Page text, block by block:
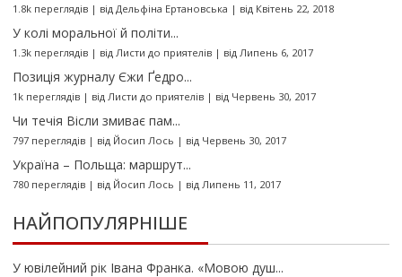
1.8k переглядів| від Дельфіна Ертановська | від Квітень 22, 2018
У колі моральної й політи...
1.3k переглядів| від Листи до приятелів| від Липень 6, 2017
Позиція журналу Єжи Ґедро...
1k переглядів| від Листи до приятелів| від Червень 30, 2017
Чи течія Вісли змиває пам...
797 переглядів| від Йосип Лось | від Червень 30, 2017
Україна – Польща: маршрут...
780 переглядів| від Йосип Лось | від Липень 11, 2017
НАЙПОПУЛЯРНІШЕ
У ювілейний рік Івана Франка. «Мовою душ...